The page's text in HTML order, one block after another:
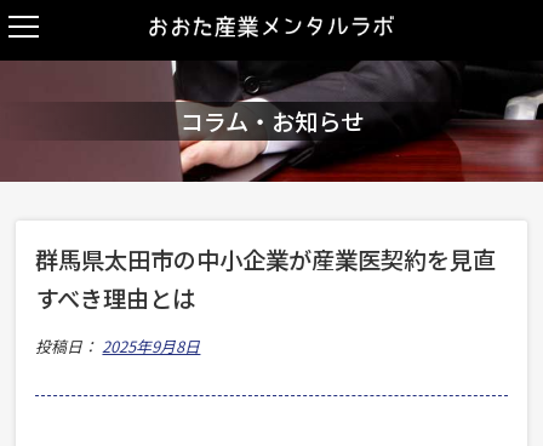
コラム・お知らせ
群馬県太田市の中小企業が産業医契約を見直
すべき理由とは
投稿日：2025年9月8日